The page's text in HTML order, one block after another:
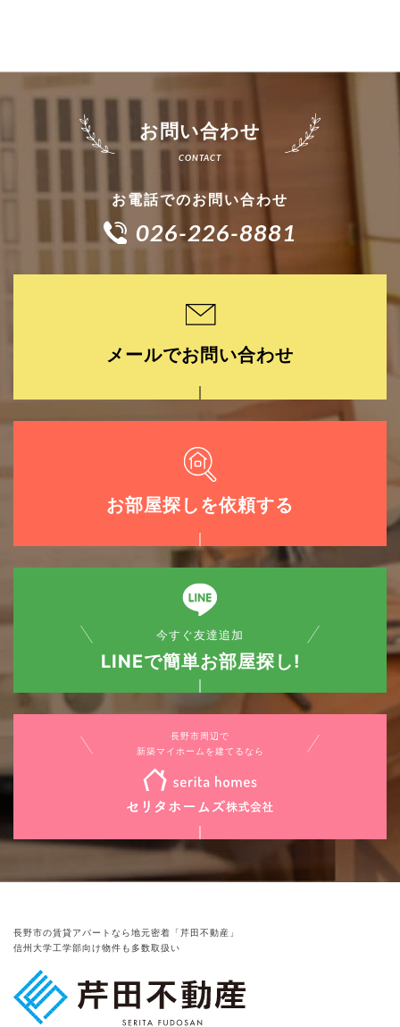
お問い合わせ
お電話でのお問い合わせ
026-226-8881
メールでお問い合わせ
お部屋探しを依頼する
今すぐ友達追加
LINEで簡単お部屋探し!
長野市周辺で
新築マイホームを建てるなら
長野市の賃貸アパートなら地元密着「芹田不動産」
信州大学工学部向け物件も多数取扱い